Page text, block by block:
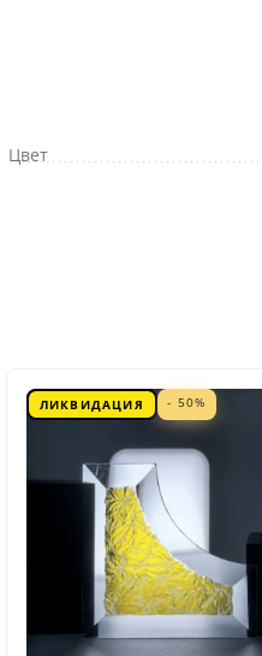
Цвет
ЛИКВИДАЦИЯ - 50%